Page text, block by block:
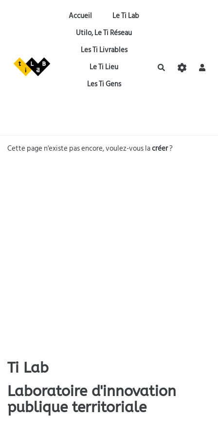
Aller au contenu principal
Accueil
Le Ti Lab
Utilo, Le Ti Réseau
Les Ti Livrables
Le Ti Lieu
Les Ti Gens
Rechercher
Cette page n'existe pas encore, voulez-vous lacréer?
Ti Lab
Laboratoire d'innovation
publique territoriale